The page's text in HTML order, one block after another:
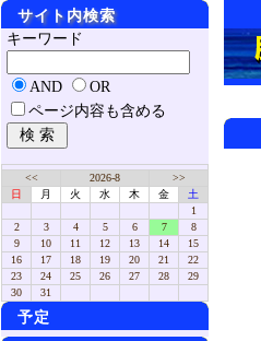
サイト内検索
キーワード
AND
OR
ページ内容も含める
<< 2026-8
>>
日
月 火 水 木 金
土
1
2
3 4 5 6 7
8
9
10 11 12 13 14
15
16
17 18 19 20 21
22
23
24 25 26 27 28
29
30
31
予定